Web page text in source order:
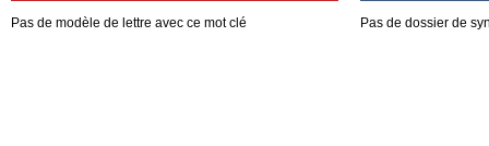
Pas de modèle de lettre avec ce mot clé Pas de dossier de